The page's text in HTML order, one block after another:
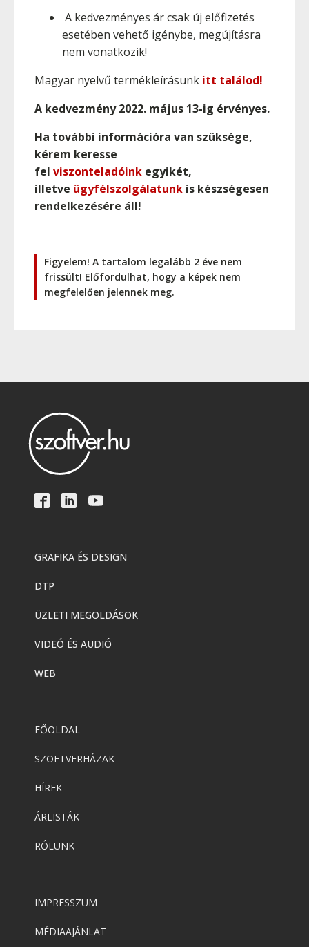
A kedvezményes ár csak új előfizetés
esetében vehető igénybe, megújításra
nem vonatkozik!
Magyar nyelvű termékleírásunk itt találod!
A kedvezmény 2022. május 13-ig érvényes.
Ha további információra van szüksége,
kérem keresse
fel viszonteladóink egyikét,
illetve ügyfélszolgálatunk is készségesen
rendelkezésére áll!
Figyelem! A tartalom legalább 2 éve nem
frissült! Előfordulhat, hogy a képek nem
megfelelően jelennek meg.
GRAFIKA ÉS DESIGN
DTP
ÜZLETI MEGOLDÁSOK
VIDEÓ ÉS AUDIÓ
WEB
FŐOLDAL
SZOFTVERHÁZAK
HÍREK
ÁRLISTÁK
RÓLUNK
IMPRESSZUM
MÉDIAAJÁNLAT